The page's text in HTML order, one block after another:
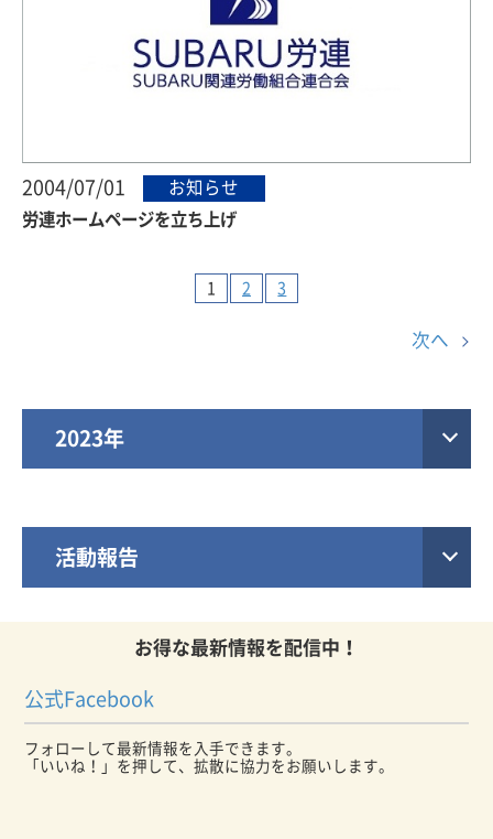
2004/07/01
お知らせ
労連ホームページを立ち上げ
1 2 3
次へ
2023年
活動報告
お得な最新情報を配信中！
公式Facebook
フォローして最新情報を入手できます。
「いいね！」を押して、拡散に協力をお願いします。